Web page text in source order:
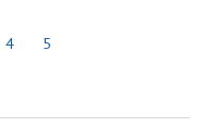
4 5